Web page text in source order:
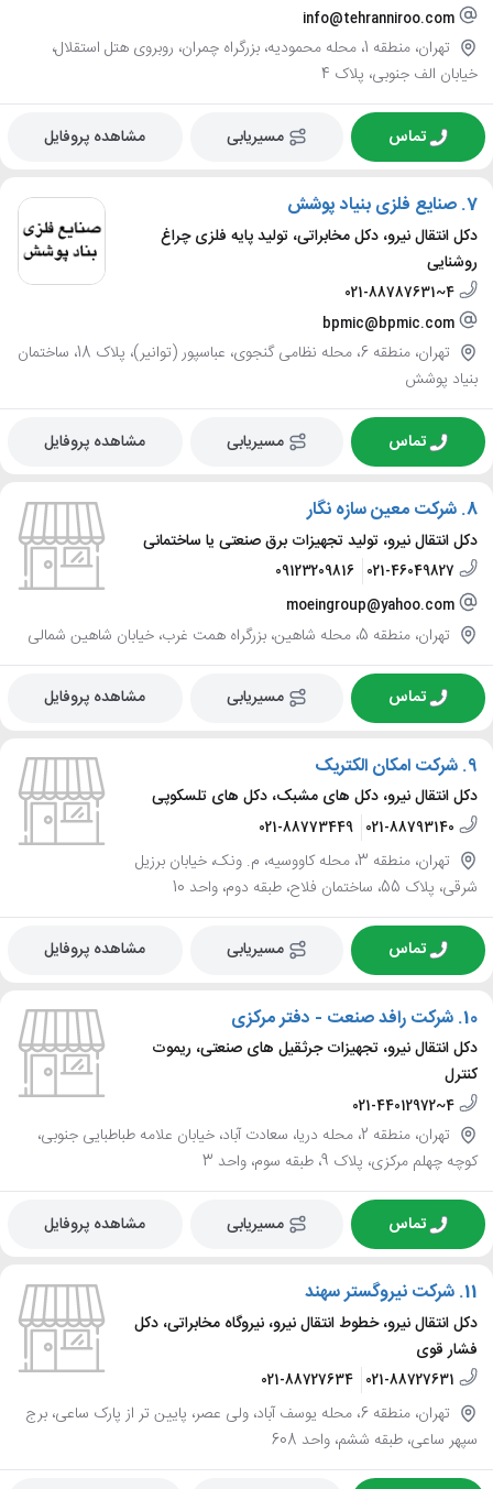
info@tehranniroo.com
تهران، منطقه 1، محله محمودیه، بزرگراه چمران، روبروی هتل استقلال،
خیابان الف جنوبی، پلاک 4
تماس مسیریابی مشاهده پروفایل
7. صنایع فلزی بنیاد پوشش
دکل انتقال نیرو، دکل مخابراتی، تولید پایه فلزی چراغ
روشنایی
021-88787631~4
bpmic@bpmic.com
تهران، منطقه 6، محله نظامی گنجوی، عباسپور (توانیر)، پلاک 18، ساختمان
بنیاد پوشش
تماس مسیریابی مشاهده پروفایل
8. شرکت معین سازه نگار
دکل انتقال نیرو، تولید تجهیزات برق صنعتی یا ساختمانی
021-46049827
09123209816
moeingroup@yahoo.com
تهران، منطقه 5، محله شاهین، بزرگراه همت غرب، خیابان شاهین شمالی
تماس مسیریابی مشاهده پروفایل
9. شرکت امکان الکتریک
دکل انتقال نیرو، دکل های مشبک، دکل های تلسکوپی
021-88793140
021-88773449
تهران، منطقه 3، محله کاووسیه، م. ونک، خیابان برزیل
شرقی، پلاک 55، ساختمان فلاح، طبقه دوم، واحد 10
تماس مسیریابی مشاهده پروفایل
10. شرکت رافد صنعت - دفتر مرکزی
دکل انتقال نیرو، تجهیزات جرثقیل های صنعتی، ریموت
کنترل
021-44012972~4
تهران، منطقه 2، محله دریا، سعادت آباد، خیابان علامه طباطبایی جنوبی،
کوچه چهلم مرکزی، پلاک 9، طبقه سوم، واحد 3
تماس مسیریابی مشاهده پروفایل
11. شرکت نیروگستر سهند
دکل انتقال نیرو، خطوط انتقال نیرو، نیروگاه مخابراتی، دکل
فشار قوی
021-88727631
021-88727634
تهران، منطقه 6، محله یوسف آباد، ولی عصر، پایین تر از پارک ساعی، برج
سپهر ساعی، طبقه ششم، واحد 608